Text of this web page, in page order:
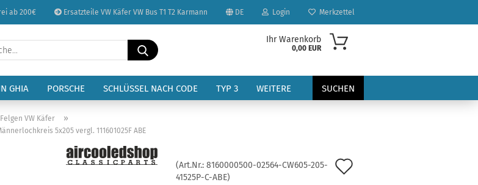
ab 200€ Ersatzteile VW Käfer VW Bus T1 T2 Karmann DE
Sprache auswählen
Lieferland
Login Merkzettel
Suche...
Ihr Warenkorb
0,00 EUR
GHIA PORSCHE SCHLÜSSEL NACH CODE TYP 3 SUCHEN
WEITERE
Felgen VW Käfer »
5x205 vergl. 111601025F ABE
(Art.Nr.: 8160000500-02564-CW605-205-
41525P-C-ABE)